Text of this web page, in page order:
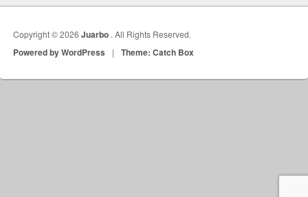
Copyright © 2026Juarbo . All Rights Reserved.
Powered by WordPress | Theme: Catch Box